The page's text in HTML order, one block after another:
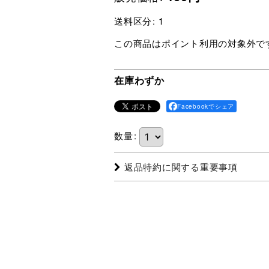
送料区分: 1
この商品はポイント利用の対象外で
在庫わずか
Facebookでシェア
数量:
返品特約に関する重要事項